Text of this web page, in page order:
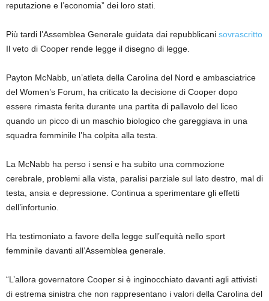
reputazione e l’economia” dei loro stati.
Più tardi l’Assemblea Generale guidata dai repubblicani sovrascritto
Il veto di Cooper rende legge il disegno di legge.
Payton McNabb, un’atleta della Carolina del Nord e ambasciatrice
del Women’s Forum, ha criticato la decisione di Cooper dopo
essere rimasta ferita durante una partita di pallavolo del liceo
quando un picco di un maschio biologico che gareggiava in una
squadra femminile l’ha colpita alla testa.
La McNabb ha perso i sensi e ha subito una commozione
cerebrale, problemi alla vista, paralisi parziale sul lato destro, mal di
testa, ansia e depressione. Continua a sperimentare gli effetti
dell’infortunio.
Ha testimoniato a favore della legge sull’equità nello sport
femminile davanti all’Assemblea generale.
“L’allora governatore Cooper si è inginocchiato davanti agli attivisti
di estrema sinistra che non rappresentano i valori della Carolina del